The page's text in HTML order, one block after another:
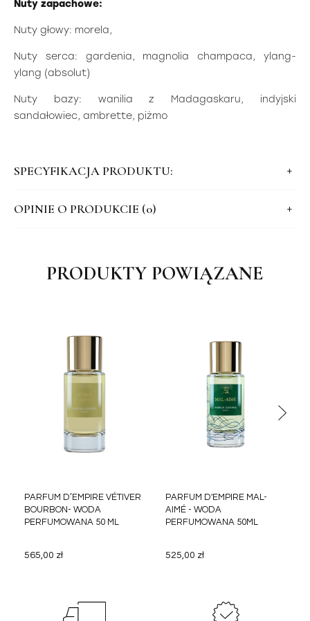
Nuty zapachowe:
Nuty głowy: morela,
Nuty serca: gardenia, magnolia champaca, ylang-
ylang (absolut)
Nuty bazy: wanilia z Madagaskaru, indyjski
sandałowiec, ambrette, piżmo
SPECYFIKACJA PRODUKTU:
OPINIE O PRODUKCIE (0)
PRODUKTY POWIĄZANE
PARFUM D’EMPIRE VÉTIVER
BOURBON- WODA
PERFUMOWANA 50 ML
565,00 zł
PARFUM D'EMPIRE MAL-
AIMÉ - WODA
PERFUMOWANA 50ML
525,00 zł